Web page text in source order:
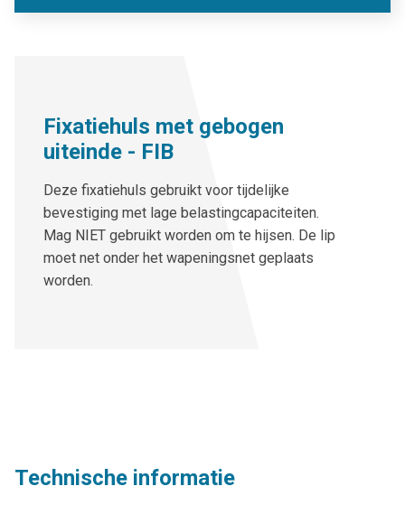
Fixatiehuls met gebogen
uiteinde - FIB
Deze fixatiehuls gebruikt voor tijdelijke
bevestiging met lage belastingcapaciteiten.
Mag NIET gebruikt worden om te hijsen. De lip
moet net onder het wapeningsnet geplaats
worden.
Technische informatie